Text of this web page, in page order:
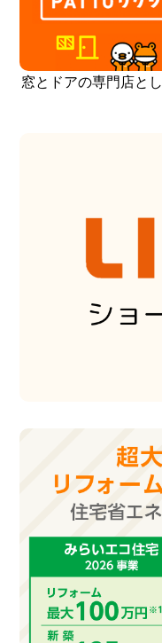
窓とドアの専門店と